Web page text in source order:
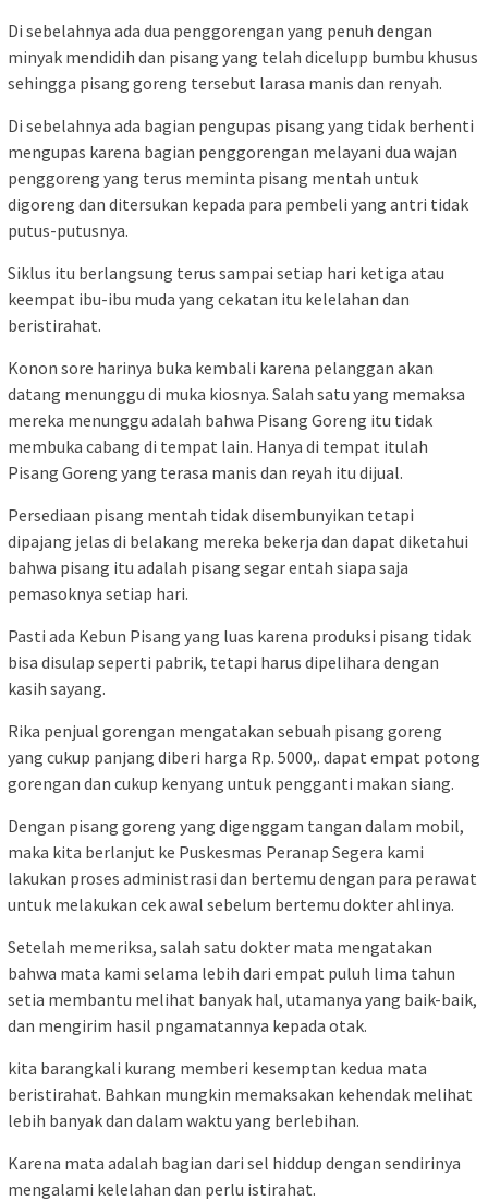
Di sebelahnya ada dua penggorengan yang penuh dengan
minyak mendidih dan pisang yang telah dicelupp bumbu khusus
sehingga pisang goreng tersebut larasa manis dan renyah.
Di sebelahnya ada bagian pengupas pisang yang tidak berhenti
mengupas karena bagian penggorengan melayani dua wajan
penggoreng yang terus meminta pisang mentah untuk
digoreng dan ditersukan kepada para pembeli yang antri tidak
putus-putusnya.
Siklus itu berlangsung terus sampai setiap hari ketiga atau
keempat ibu-ibu muda yang cekatan itu kelelahan dan
beristirahat.
Konon sore harinya buka kembali karena pelanggan akan
datang menunggu di muka kiosnya. Salah satu yang memaksa
mereka menunggu adalah bahwa Pisang Goreng itu tidak
membuka cabang di tempat lain. Hanya di tempat itulah
Pisang Goreng yang terasa manis dan reyah itu dijual.
Persediaan pisang mentah tidak disembunyikan tetapi
dipajang jelas di belakang mereka bekerja dan dapat diketahui
bahwa pisang itu adalah pisang segar entah siapa saja
pemasoknya setiap hari.
Pasti ada Kebun Pisang yang luas karena produksi pisang tidak
bisa disulap seperti pabrik, tetapi harus dipelihara dengan
kasih sayang.
Rika penjual gorengan mengatakan sebuah pisang goreng
yang cukup panjang diberi harga Rp. 5000,. dapat empat potong
gorengan dan cukup kenyang untuk pengganti makan siang.
Dengan pisang goreng yang digenggam tangan dalam mobil,
maka kita berlanjut ke Puskesmas Peranap Segera kami
lakukan proses administrasi dan bertemu dengan para perawat
untuk melakukan cek awal sebelum bertemu dokter ahlinya.
Setelah memeriksa, salah satu dokter mata mengatakan
bahwa mata kami selama lebih dari empat puluh lima tahun
setia membantu melihat banyak hal, utamanya yang baik-baik,
dan mengirim hasil pngamatannya kepada otak.
kita barangkali kurang memberi kesemptan kedua mata
beristirahat. Bahkan mungkin memaksakan kehendak melihat
lebih banyak dan dalam waktu yang berlebihan.
Karena mata adalah bagian dari sel hiddup dengan sendirinya
mengalami kelelahan dan perlu istirahat.